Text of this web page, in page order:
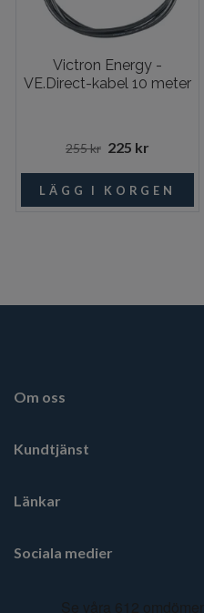
Victron Energy -
VE.Direct-kabel 10 meter
255 kr 225 kr
Om oss
Kundtjänst
Länkar
Sociala medier